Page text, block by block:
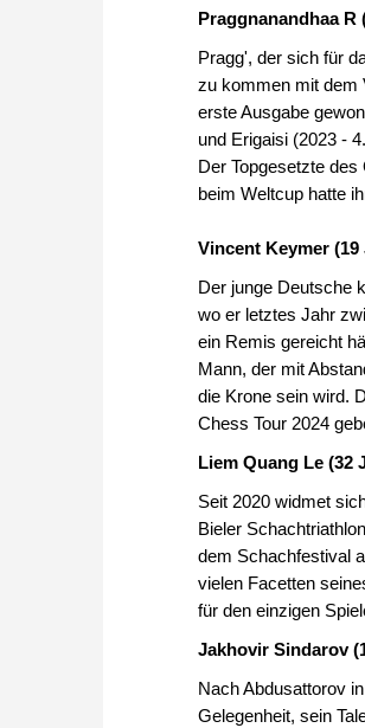
Praggnanandhaa R
Pragg', der sich für
zu kommen mit dem
erste Ausgabe
und Erigaisi (2023 -
Der Topgesetzte
beim Weltcup hatte
Vincent Keymer (19
Der junge Deutsche
wo er letztes Jahr
ein Remis gereicht
Mann, der mit
die Krone sein wird.
Chess Tour 2024
Liem Quang Le (32
Seit 2020 widmet
Bieler
dem Schachfestival
vielen Facetten
für den einzigen
Jakhovir Sindarov
Nach Abdusattorov
Gelegenheit, sein